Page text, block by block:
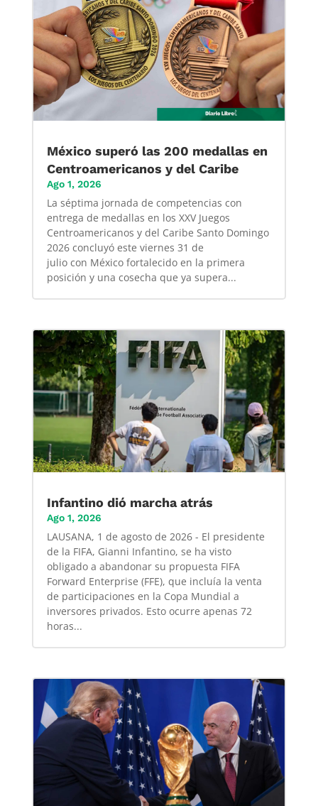
México superó las 200 medallas en
Centroamericanos y del Caribe
Ago 1, 2026
La séptima jornada de competencias con
entrega de medallas en los XXV Juegos
Centroamericanos y del Caribe Santo Domingo
2026 concluyó este viernes 31 de
julio con México fortalecido en la primera
posición y una cosecha que ya supera...
Infantino dió marcha atrás
Ago 1, 2026
LAUSANA, 1 de agosto de 2026 - El presidente
de la FIFA, Gianni Infantino, se ha visto
obligado a abandonar su propuesta FIFA
Forward Enterprise (FFE), que incluía la venta
de participaciones en la Copa Mundial a
inversores privados. Esto ocurre apenas 72
horas...